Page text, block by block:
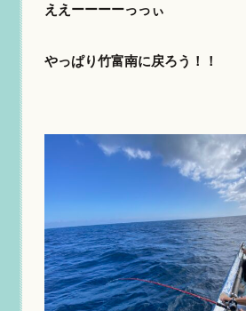
ええーーーーっっぃ
やっぱり竹富南に戻ろう！！